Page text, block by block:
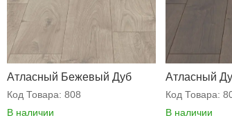
Атласный Бежевый Дуб
Код Товара: 808
В наличии
Атласный
Код Товара:
В наличии